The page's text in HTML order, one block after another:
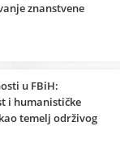
znanstvene
u FBiH:
i humanističke
temelj održivog